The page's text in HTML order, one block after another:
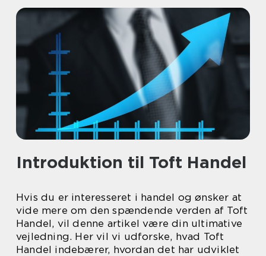
Introduktion til Toft Handel
Hvis du er interesseret i handel og ønsker at
vide mere om den spændende verden af Toft
Handel, vil denne artikel være din ultimative
vejledning. Her vil vi udforske, hvad Toft
Handel indebærer, hvordan det har udviklet